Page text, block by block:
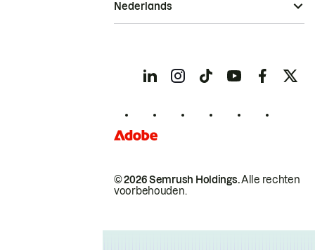
© 2026 Semrush Holdings.Alle rechten
voorbehouden.
Nederlands